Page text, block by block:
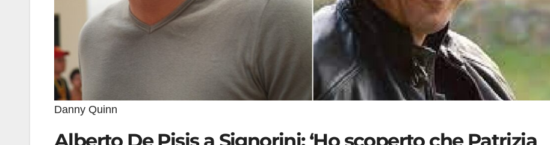
Danny Quinn